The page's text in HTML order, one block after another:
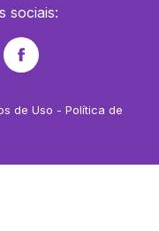
sociais:
de Uso - Política de